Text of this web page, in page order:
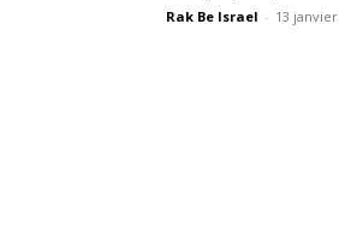
Rak Be Israel - 13